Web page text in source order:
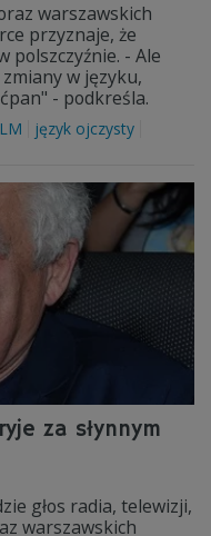
warszawskich
przyznaje, że
polszczyźnie. - Ale
w języku,
- podkreśla.
język ojczysty
za słynnym
głos radia, telewizji,
warszawskich